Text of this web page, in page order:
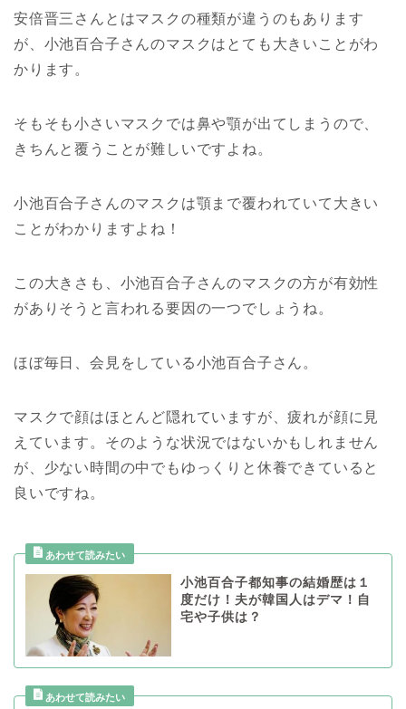
安倍晋三さんとはマスクの種類が違うのもあります
が、小池百合子さんのマスクはとても大きいことがわ
かります。
そもそも小さいマスクでは鼻や顎が出てしまうので、
きちんと覆うことが難しいですよね。
小池百合子さんのマスクは顎まで覆われていて大きい
ことがわかりますよね！
この大きさも、小池百合子さんのマスクの方が有効性
がありそうと言われる要因の一つでしょうね。
ほぼ毎日、会見をしている小池百合子さん。
マスクで顔はほとんど隠れていますが、疲れが顔に見
えています。そのような状況ではないかもしれません
が、少ない時間の中でもゆっくりと休養できていると
良いですね。
小池百合子都知事の結婚歴は１
度だけ！夫が韓国人はデマ！自
宅や子供は？